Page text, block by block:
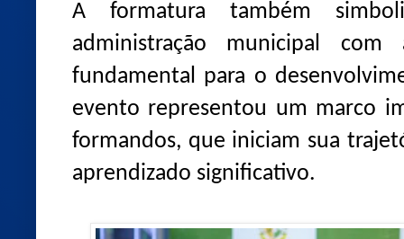
A formatura também
administração municipal
fundamental para o
evento representou um marco
formandos, que iniciam sua
aprendizado significativo.